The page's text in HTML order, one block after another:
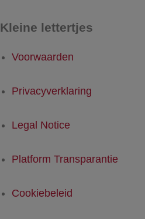
Kleine lettertjes
Voorwaarden
Privacyverklaring
Legal Notice
Platform Transparantie
Cookiebeleid